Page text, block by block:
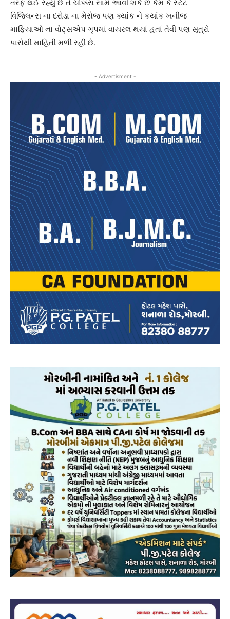
તરફ થઈ રહ્યું છે તે ચોક્કસ સામે આવી શકે છે કેમ કે સ્ટેટ
વિજિલન્સ ના દરોડા ના મેસેજ પણ ક્યાંક ને કયાંક ખનીજ
માફિયાઓ ના વોટ્સએપ ગૃપમાં વાયરલ થયાં હતાં તેવી પણ સૂત્રો
પાસેથી માહિતી મળી રહી છે.
- Advertisment -